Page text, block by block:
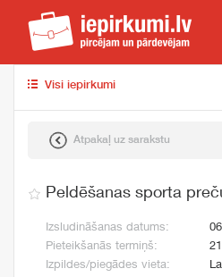
Visi iepirkumi
Atpakaļ uz sarakstu
Peldēšanas sporta
Izsludināšanas datums:
Pieteikšanās termiņš:
Izpildes/piegādes vieta: